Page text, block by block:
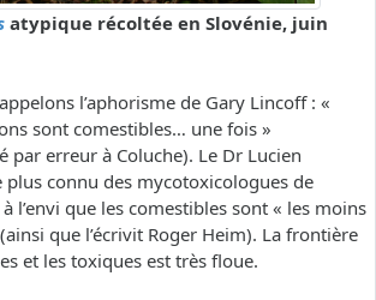
atypique récoltée en Slovénie, juin
l’aphorisme de Gary Lincoff : «
sont comestibles… une fois »
par erreur à Coluche). Le Dr Lucien
plus connu des mycotoxicologues de
l’envi que les comestibles sont « les moins
que l’écrivit Roger Heim). La frontière
et les toxiques est très floue.